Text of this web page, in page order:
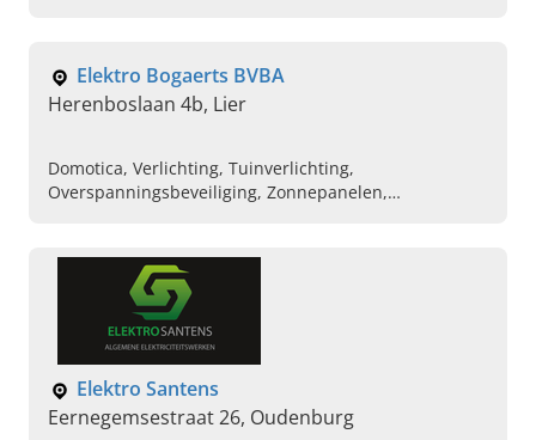
Elektro Bogaerts BVBA
Herenboslaan 4b, Lier
Domotica, Verlichting, Tuinverlichting,
Overspanningsbeveiliging, Zonnepanelen,
Elektro Santens
Eernegemsestraat 26, Oudenburg